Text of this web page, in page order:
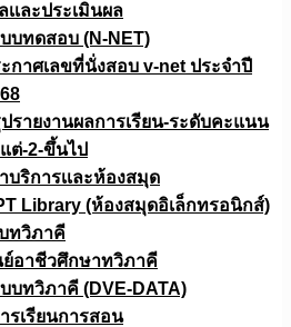
เเละประเมินผล
บทดสอบ (N-NET)
กาศเลขที่นั่งสอบ v-net ประจำปี
รายงานผลการเรียน-ระดับคะแนน
ต่-2-ขึ้นไป
บริการเเละห้องสมุด
Library (ห้องสมุดอิเล็กทรอนิกส์)
ทวิภาคี
อาชีวศึกษาทวิภาคี
บทวิภาคี (DVE-DATA)
รเรียนการสอน